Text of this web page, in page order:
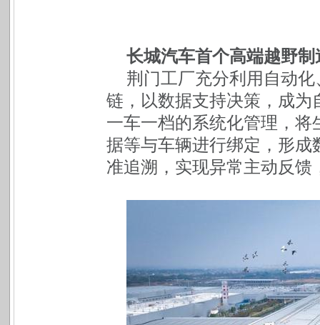
长城汽车首个高端越野
荆门工厂充分利用自动
链，以数据支持决策，成
一车一档的系统化管理，
据等与车辆进行绑定，形
准追溯，实现异常主动反